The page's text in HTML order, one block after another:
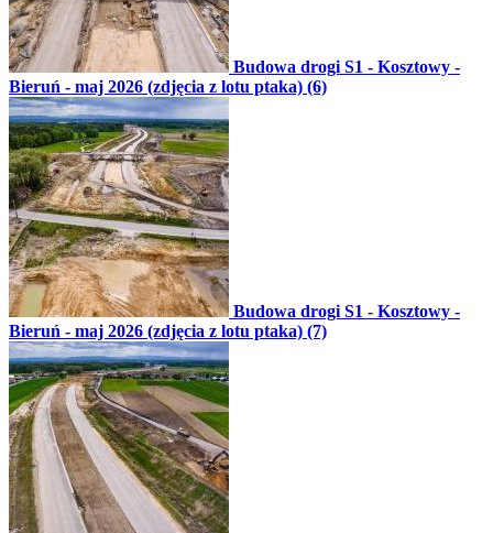
Budowa drogi S1 - Kosztowy -
Bieruń - maj 2026 (zdjęcia z lotu ptaka) (6)
Budowa drogi S1 - Kosztowy -
Bieruń - maj 2026 (zdjęcia z lotu ptaka) (7)